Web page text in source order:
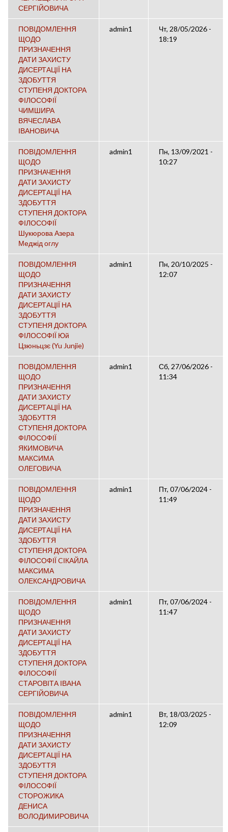
СЕРГІЙОВИЧА
ПОВІДОМЛЕННЯ
ЩОДО
ПРИЗНАЧЕННЯ
ДАТИ ЗАХИСТУ
ДИСЕРТАЦІЇ НА
ЗДОБУТТЯ
СТУПЕНЯ ДОКТОРА
ФІЛОСОФІЇ
ЧИМШИРА
ВЯЧЕСЛАВА
ІВАНОВИЧА
admin1
Чт, 28/05/2026 -
18:19
ПОВІДОМЛЕННЯ
ЩОДО
ПРИЗНАЧЕННЯ
ДАТИ ЗАХИСТУ
ДИСЕРТАЦІЇ НА
ЗДОБУТТЯ
СТУПЕНЯ ДОКТОРА
ФІЛОСОФІЇ
Шукюрова Азера
Меджід оглу
admin1
Пн, 13/09/2021 -
10:27
ПОВІДОМЛЕННЯ
ЩОДО
ПРИЗНАЧЕННЯ
ДАТИ ЗАХИСТУ
ДИСЕРТАЦІЇ НА
ЗДОБУТТЯ
СТУПЕНЯ ДОКТОРА
ФІЛОСОФІЇ Юй
Цзюньцзє (Yu Junjie)
admin1
Пн, 20/10/2025 -
12:07
ПОВІДОМЛЕННЯ
ЩОДО
ПРИЗНАЧЕННЯ
ДАТИ ЗАХИСТУ
ДИСЕРТАЦІЇ НА
ЗДОБУТТЯ
СТУПЕНЯ ДОКТОРА
ФІЛОСОФІЇ
ЯКИМОВИЧА
МАКСИМА
ОЛЕГОВИЧА
admin1
Сб, 27/06/2026 -
11:34
ПОВІДОМЛЕННЯ
ЩОДО
ПРИЗНАЧЕННЯ
ДАТИ ЗАХИСТУ
ДИСЕРТАЦІЇ НА
ЗДОБУТТЯ
СТУПЕНЯ ДОКТОРА
ФІЛОСОФІЇ CІКАЙЛА
МАКСИМА
ОЛЕКСАНДРОВИЧА
admin1
Пт, 07/06/2024 -
11:49
ПОВІДОМЛЕННЯ
ЩОДО
ПРИЗНАЧЕННЯ
ДАТИ ЗАХИСТУ
ДИСЕРТАЦІЇ НА
ЗДОБУТТЯ
СТУПЕНЯ ДОКТОРА
ФІЛОСОФІЇ
CТАРОВІТА ІВАНА
СЕРГІЙОВИЧА
admin1
Пт, 07/06/2024 -
11:47
ПОВІДОМЛЕННЯ
ЩОДО
ПРИЗНАЧЕННЯ
ДАТИ ЗАХИСТУ
ДИСЕРТАЦІЇ НА
ЗДОБУТТЯ
СТУПЕНЯ ДОКТОРА
ФІЛОСОФІЇ
CТОРОЖИКА
ДЕНИСА
ВОЛОДИМИРОВИЧА
admin1
Вт, 18/03/2025 -
12:09